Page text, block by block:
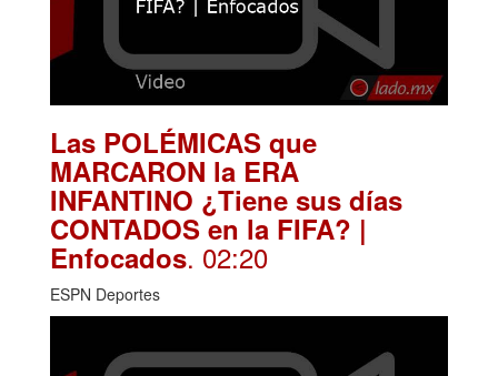
Las POLÉMICAS que
MARCARON la ERA
INFANTINO ¿Tiene sus días
CONTADOS en la FIFA? |
Enfocados. 02:20
ESPN Deportes